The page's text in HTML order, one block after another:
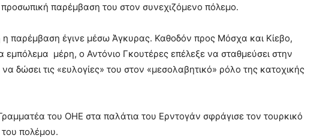
παρέμβαση του στον συνεχιζόμενο πόλεμο.
παρέμβαση έγινε μέσω Άγκυρας. Καθοδόν προς Μόσχα και Κίεβο,
εμπόλεμα μέρη, ο Αντόνιο Γκουτέρες επέλεξε να σταθμεύσει στην
δώσει τις «ευλογίες» του στον «μεσολαβητικό» ρόλο της κατοχικής
του ΟΗΕ στα παλάτια του Ερντογάν σφράγισε τον τουρκικό
πολέμου.